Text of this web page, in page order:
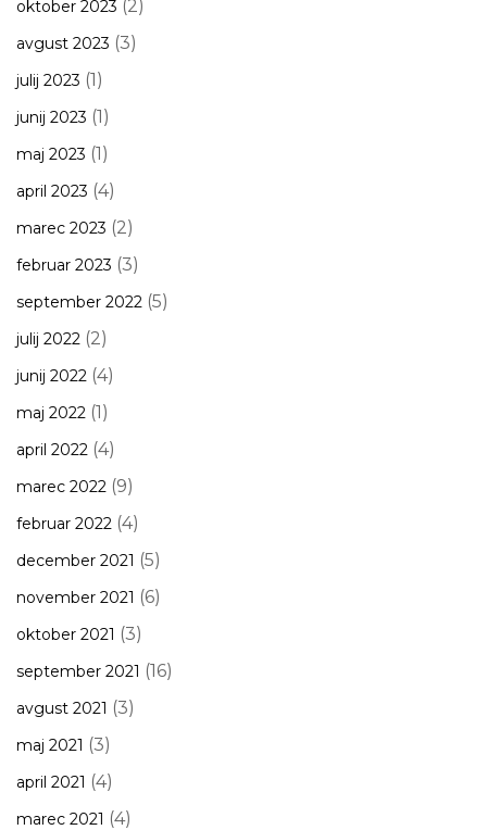
oktober 2023 (2)
avgust 2023 (3)
julij 2023 (1)
junij 2023 (1)
maj 2023 (1)
april 2023 (4)
marec 2023 (2)
februar 2023 (3)
september 2022 (5)
julij 2022 (2)
junij 2022 (4)
maj 2022 (1)
april 2022 (4)
marec 2022 (9)
februar 2022 (4)
december 2021 (5)
november 2021 (6)
oktober 2021 (3)
september 2021 (16)
avgust 2021 (3)
maj 2021 (3)
april 2021 (4)
marec 2021 (4)